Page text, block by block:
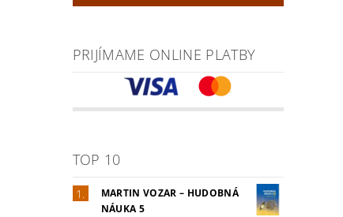
PRIJÍMAME ONLINE PLATBY
TOP 10
MARTIN VOZAR – HUDOBNÁ
NÁUKA 5